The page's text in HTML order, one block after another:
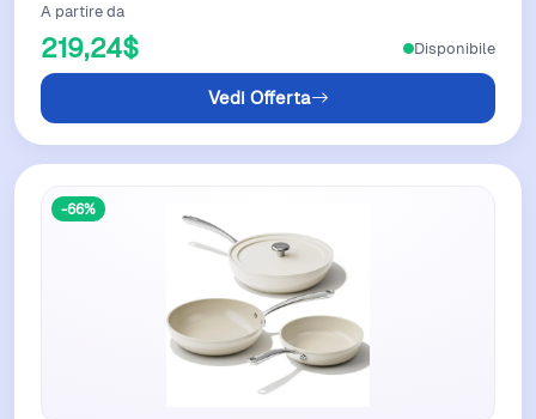
A partire da
219,24$
Vedi Offerta
Disponibile
-66%